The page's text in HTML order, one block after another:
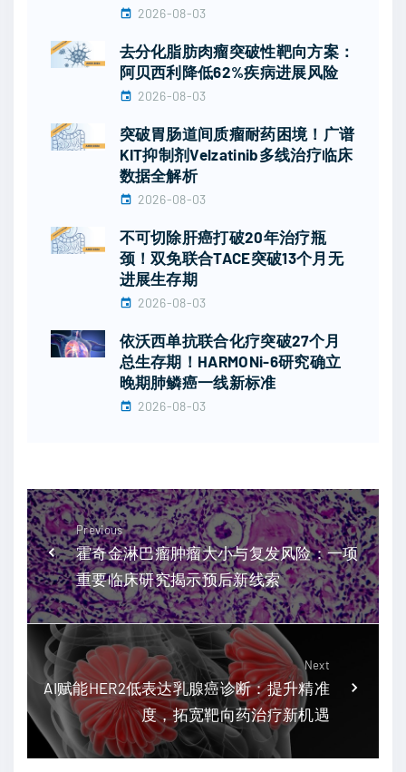
2026-08-03
去分化脂肪肉瘤突破性靶向方案：
阿贝西利降低62%疾病进展风险
2026-08-03
突破胃肠道间质瘤耐药困境！广谱
KIT抑制剂Velzatinib多线治疗临床
数据全解析
2026-08-03
不可切除肝癌打破20年治疗瓶
颈！双免联合TACE突破13个月无
进展生存期
2026-08-03
依沃西单抗联合化疗突破27个月
总生存期！HARMONi-6研究确立
晚期肺鳞癌一线新标准
2026-08-03
Previous
霍奇金淋巴瘤肿瘤大小与复发风险：一项
重要临床研究揭示预后新线索
Next
AI赋能HER2低表达乳腺癌诊断：提升精准
度，拓宽靶向药治疗新机遇